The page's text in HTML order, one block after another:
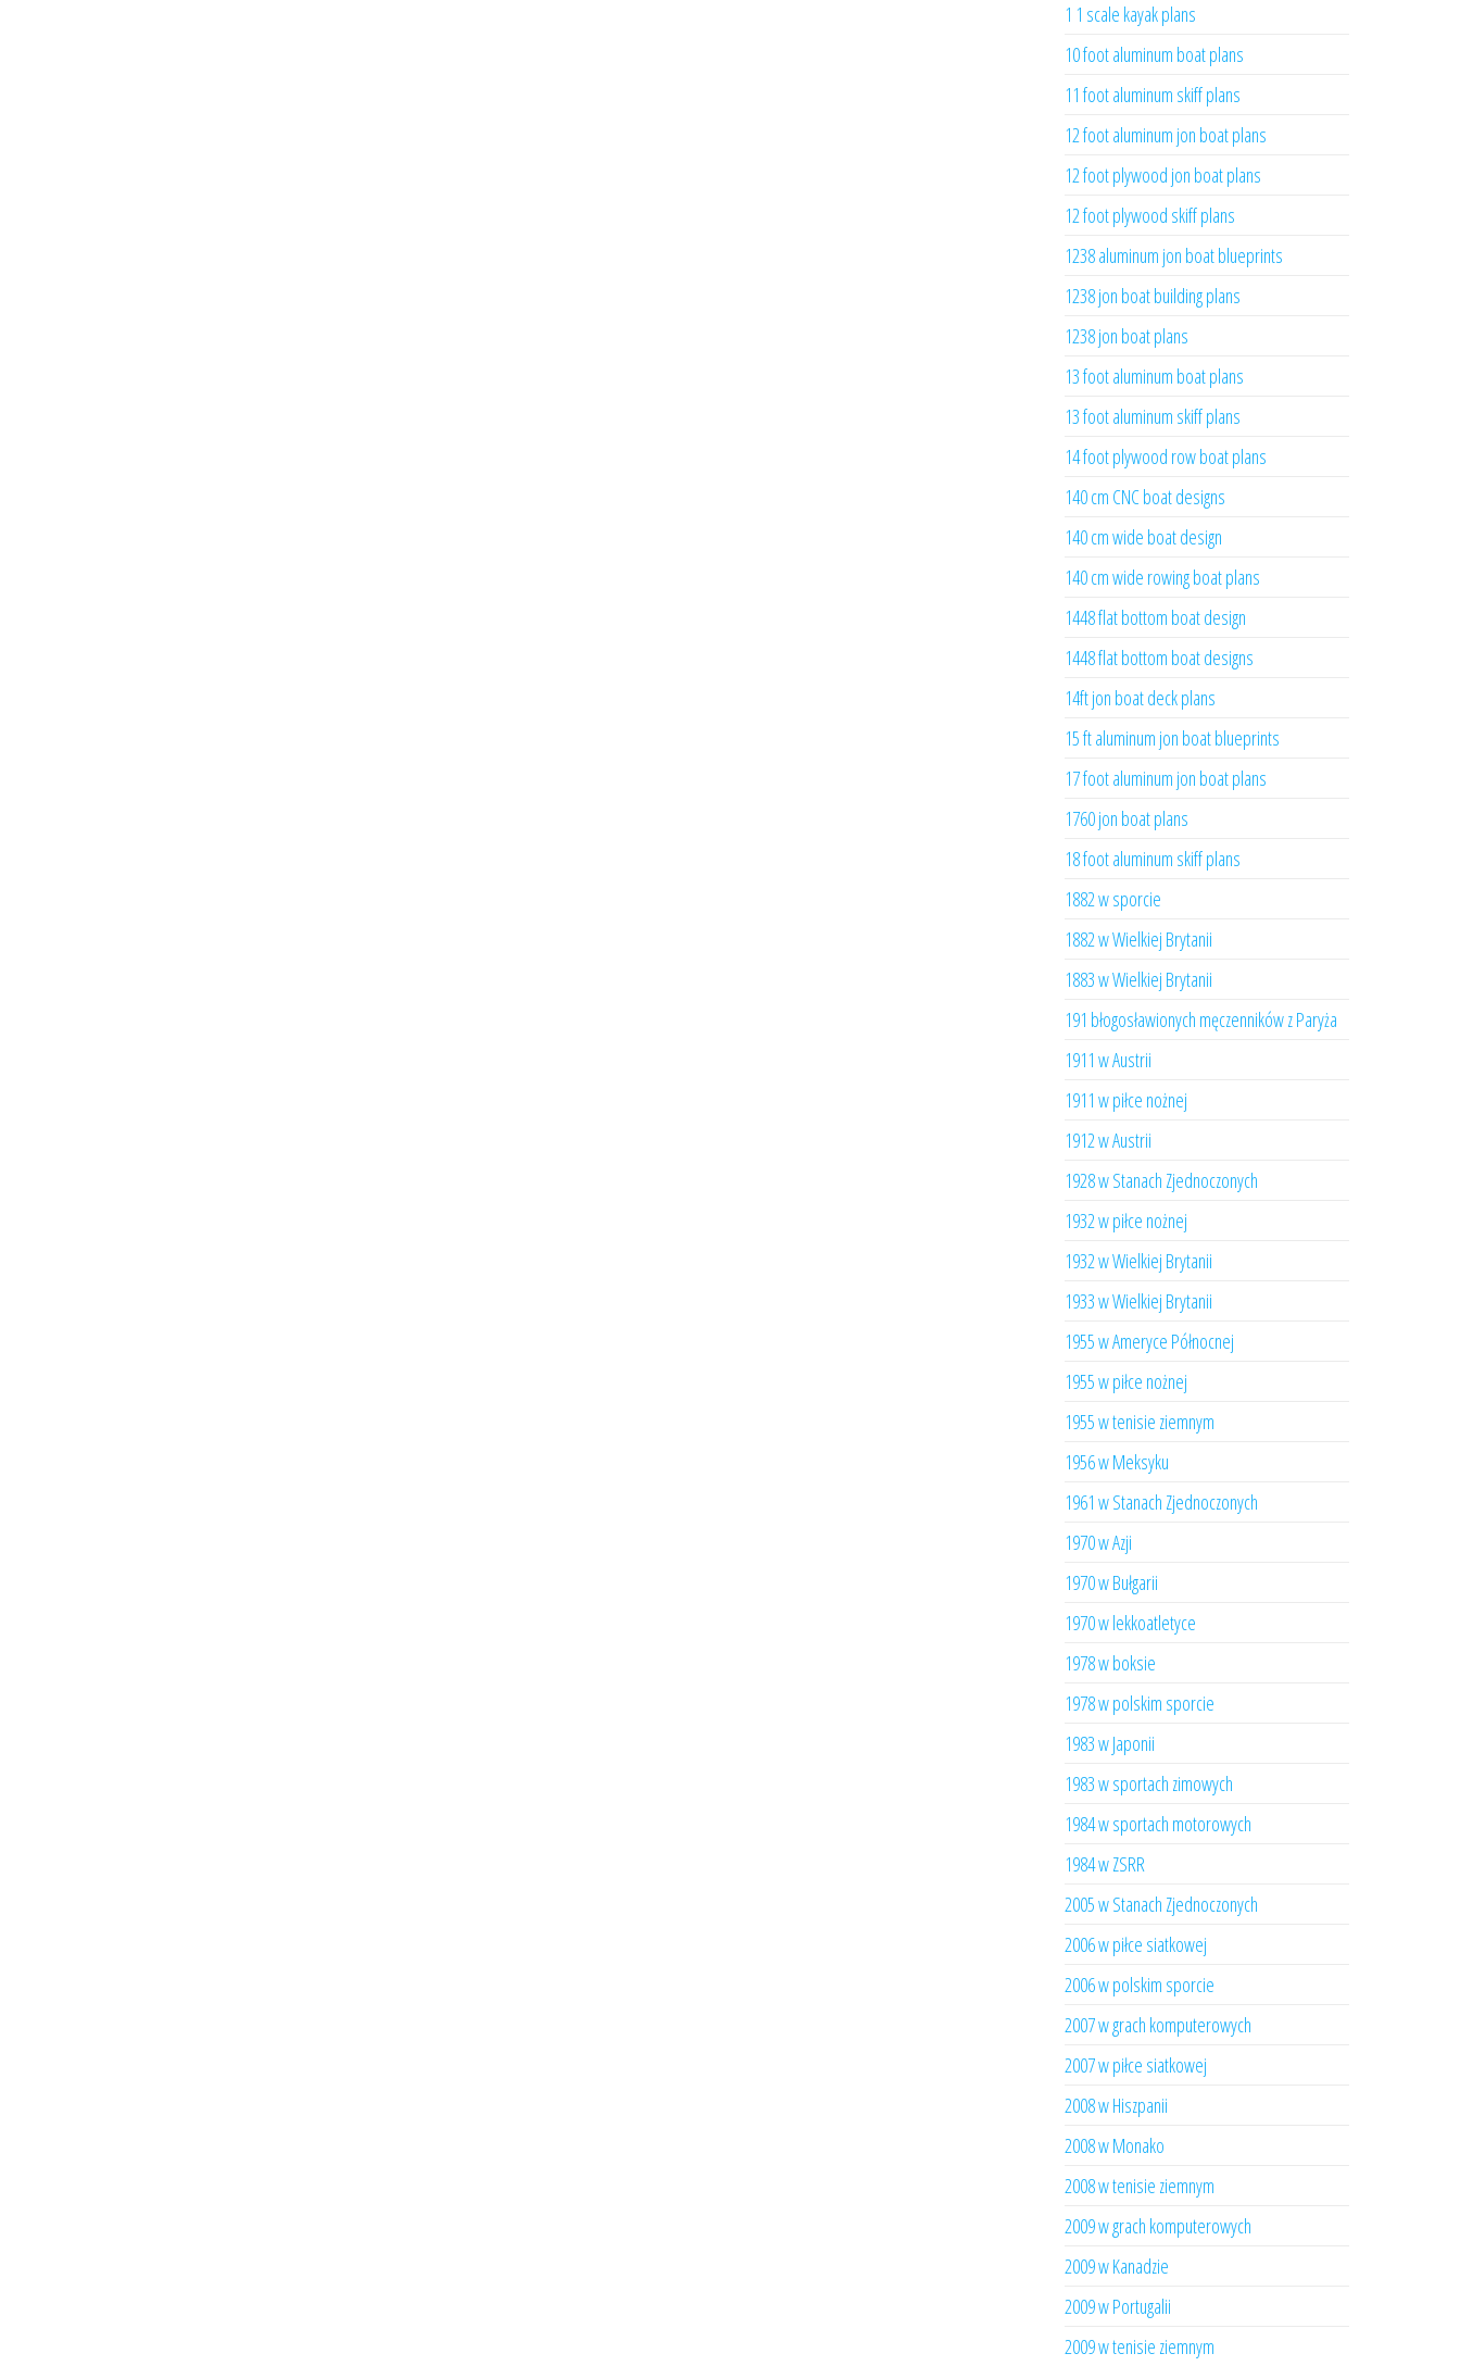
1 1 scale kayak plans
10 foot aluminum boat plans
11 foot aluminum skiff plans
12 foot aluminum jon boat plans
12 foot plywood jon boat plans
12 foot plywood skiff plans
1238 aluminum jon boat blueprints
1238 jon boat building plans
1238 jon boat plans
13 foot aluminum boat plans
13 foot aluminum skiff plans
14 foot plywood row boat plans
140 cm CNC boat designs
140 cm wide boat design
140 cm wide rowing boat plans
1448 flat bottom boat design
1448 flat bottom boat designs
14ft jon boat deck plans
15 ft aluminum jon boat blueprints
17 foot aluminum jon boat plans
1760 jon boat plans
18 foot aluminum skiff plans
1882 w sporcie
1882 w Wielkiej Brytanii
1883 w Wielkiej Brytanii
191 błogosławionych męczenników z Paryża
1911 w Austrii
1911 w piłce nożnej
1912 w Austrii
1928 w Stanach Zjednoczonych
1932 w piłce nożnej
1932 w Wielkiej Brytanii
1933 w Wielkiej Brytanii
1955 w Ameryce Północnej
1955 w piłce nożnej
1955 w tenisie ziemnym
1956 w Meksyku
1961 w Stanach Zjednoczonych
1970 w Azji
1970 w Bułgarii
1970 w lekkoatletyce
1978 w boksie
1978 w polskim sporcie
1983 w Japonii
1983 w sportach zimowych
1984 w sportach motorowych
1984 w ZSRR
2005 w Stanach Zjednoczonych
2006 w piłce siatkowej
2006 w polskim sporcie
2007 w grach komputerowych
2007 w piłce siatkowej
2008 w Hiszpanii
2008 w Monako
2008 w tenisie ziemnym
2009 w grach komputerowych
2009 w Kanadzie
2009 w Portugalii
2009 w tenisie ziemnym